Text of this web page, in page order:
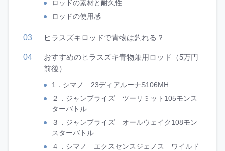
ロッドの素材と耐久性
ロッドの使用感
ヒラスズキロッドで青物は釣れる？
おすすめのヒラスズキ青物兼用ロッド（5万円
前後）
1．シマノ 23ディアルーナS106MH
２．ジャンプライズ ツーリミット105モンス
ターバトル
３．ジャンプライズ オールウェイク108モン
スターバトル
４．シマノ エクスセンスジェノス ワイルド